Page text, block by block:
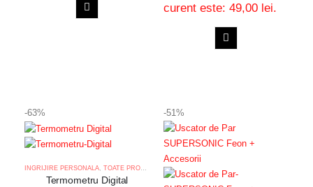
curent este: 49,00 lei.
-63%
INGRIJIRE PERSONALA, TOATE PRODUSELE
Termometru Digital
-51%